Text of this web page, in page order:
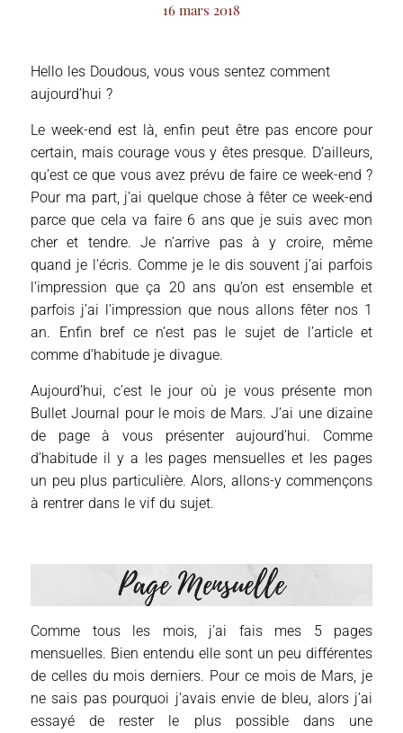
16 mars 2018
Hello les Doudous, vous vous sentez comment
aujourd’hui ?
Le week-end est là, enfin peut être pas encore pour
certain, mais courage vous y êtes presque. D’ailleurs,
qu’est ce que vous avez prévu de faire ce week-end ?
Pour ma part, j’ai quelque chose à fêter ce week-end
parce que cela va faire 6 ans que je suis avec mon
cher et tendre. Je n’arrive pas à y croire, même
quand je l’écris. Comme je le dis souvent j’ai parfois
l’impression que ça 20 ans qu’on est ensemble et
parfois j’ai l’impression que nous allons fêter nos 1
an. Enfin bref ce n’est pas le sujet de l’article et
comme d’habitude je divague.
Aujourd’hui, c’est le jour où je vous présente mon
Bullet Journal pour le mois de Mars. J’ai une dizaine
de page à vous présenter aujourd’hui. Comme
d’habitude il y a les pages mensuelles et les pages
un peu plus particulière. Alors, allons-y commençons
à rentrer dans le vif du sujet.
Comme tous les mois, j’ai fais mes 5 pages
mensuelles. Bien entendu elle sont un peu différentes
de celles du mois derniers. Pour ce mois de Mars, je
ne sais pas pourquoi j’avais envie de bleu, alors j’ai
essayé de rester le plus possible dans une